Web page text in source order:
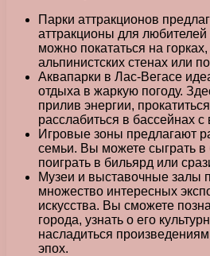
Парки аттракционов
аттракционы для
можно покататься на
альпинистских стенах или
Аквапарки в Лас-Вегасе
отдыха в жаркую погоду.
прилив энергии,
расслабиться в бассейнах
Игровые зоны предлагают
семьи. Вы можете сыграть в
поиграть в бильярд или
Музеи и выставочные залы
множество интересных
искусства. Вы сможете
города, узнать о его
насладиться
эпох.